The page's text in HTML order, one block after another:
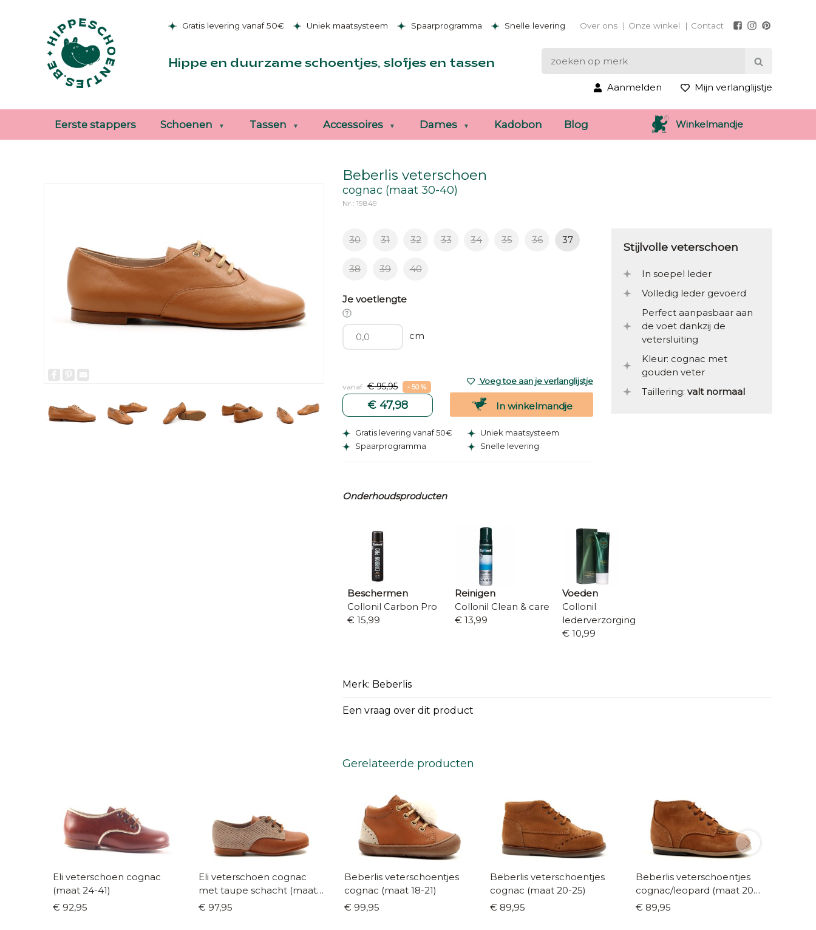
Gratis levering vanaf 50€ Uniek maatsysteem Spaarprogramma Snelle levering Over ons Onze winkel Contact
Hippe en duurzame schoentjes, slofjes en tassen
Aanmelden Mijn verlanglijstje
Eerste stappers Schoenen Tassen Accessoires Dames Kadobon Blog Winkelmandje
Beberlis veterschoen
Facebook
Pinterest
cognac (maat 30-40)
Nr.: 19849
30 31 32 33 34 35 36 37
38 39 40
Je voetlengte
cm
vanaf € 95,95 - 50 %
€ 47,98
Voeg toe aan je verlanglijstje
In winkelmandje
Gratis levering vanaf 50€
Uniek maatsysteem
Spaarprogramma
Snelle levering
Stijlvolle veterschoen
In soepel leder
Volledig leder gevoerd
Perfect aanpasbaar aan
de voet dankzij de
vetersluiting
Kleur: cognac met
gouden veter
Taillering: valt normaal
Onderhoudsproducten
Beschermen
Collonil Carbon Pro
€ 15,99
Reinigen
Collonil Clean & care
€ 13,99
Voeden
Collonil
lederverzorging
€ 10,99
Merk: Beberlis
Een vraag over dit product
Gerelateerde producten
Eli veterschoen cognac
(maat 24-41)
€ 92,95
Eli veterschoen cognac
met taupe schacht (maat
25-40)
€ 97,95
Beberlis veterschoentjes
cognac (maat 18-21)
€ 99,95
Beberlis veterschoentjes
cognac (maat 20-25)
€ 89,95
Beberlis veterschoentjes
cognac/leopard (maat 20-
24)
€ 89,95